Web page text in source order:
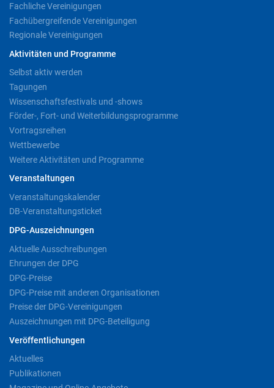
Fachliche Vereinigungen
Fachübergreifende Vereinigungen
Regionale Vereinigungen
Aktivitäten und Programme
Selbst aktiv werden
Tagungen
Wissenschaftsfestivals und -shows
Förder-, Fort- und Weiterbildungsprogramme
Vortragsreihen
Wettbewerbe
Weitere Aktivitäten und Programme
Veranstaltungen
Veranstaltungskalender
DB-Veranstaltungsticket
DPG-Auszeichnungen
Aktuelle Ausschreibungen
Ehrungen der DPG
DPG-Preise
DPG-Preise mit anderen Organisationen
Preise der DPG-Vereinigungen
Auszeichnungen mit DPG-Beteiligung
Veröffentlichungen
Aktuelles
Publikationen